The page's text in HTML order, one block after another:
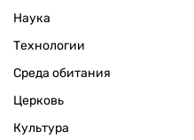
Наука
Технологии
Среда обитания
Церковь
Культура